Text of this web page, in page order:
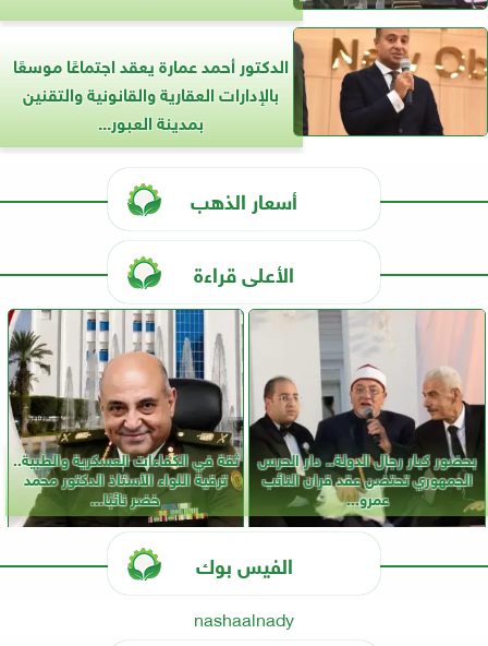
الدكتور أحمد عمارة يعقد اجتماعًا موسعًا
بالإدارات العقارية والقانونية والتقنين
بمدينة العبور...
أسعار الذهب
الأعلى قراءة
بحضور كبار رجال الدولة.. دار الحرس
الجمهوري تحتضن عقد قران النائب
عمرو...
ثقة في الكفاءات العسكرية والطبية..
ترقية اللواء الأستاذ الدكتور محمد
خضر نائبًا...
الفيس بوك
nashaalnady